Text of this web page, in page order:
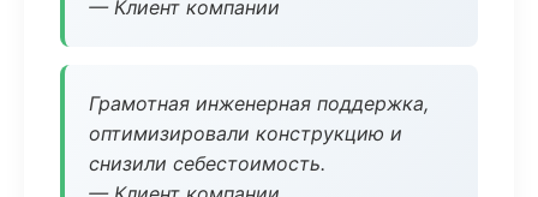
— Клиент компании
Грамотная инженерная поддержка,
оптимизировали конструкцию и
снизили себестоимость.